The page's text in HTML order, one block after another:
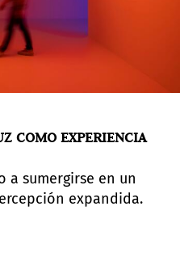
COMO EXPERIENCIA
a sumergirse en un
expandida.